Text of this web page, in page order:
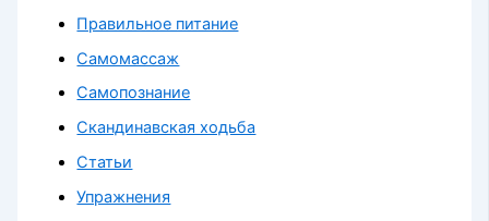
Правильное питание
Самомассаж
Самопознание
Скандинавская ходьба
Статьи
Упражнения